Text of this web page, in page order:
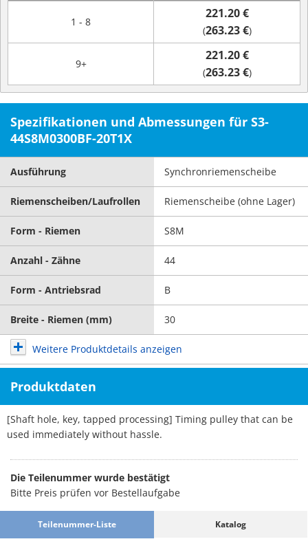
1 - 8
221.20 €
(263.23 €)
9+
221.20 €
(263.23 €)
Spezifikationen und Abmessungen für S3-
44S8M0300BF-20T1X
Ausführung Synchronriemenscheibe
Riemenscheiben/Laufrollen Riemenscheibe (ohne Lager)
Form - Riemen S8M
Anzahl - Zähne 44
Form - Antriebsrad B
Breite - Riemen (mm) 30
Weitere Produktdetails anzeigen
Produktdaten
[Shaft hole, key, tapped processing] Timing pulley that can be
used immediately without hassle.
Die Teilenummer wurde bestätigt
Bitte Preis prüfen vor Bestellaufgabe
Teilenummer-Liste Katalog